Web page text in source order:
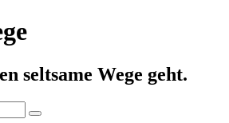
seltsame Wege geht.